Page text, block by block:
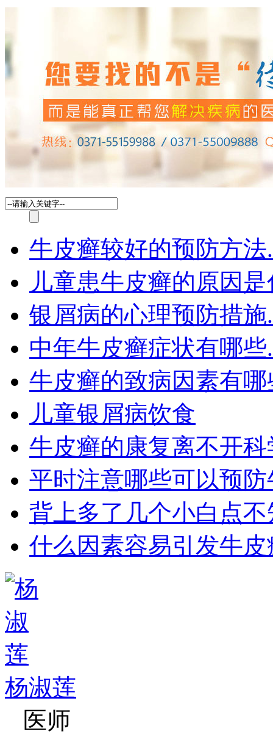
牛皮癣较好的预防方法.
儿童患牛皮癣的原因
银屑病的心理预防措施.
中年牛皮癣症状有哪些.
牛皮癣的致病因素有哪
儿童银屑病饮食
牛皮癣的康复离不开
平时注意哪些可以预
背上多了几个小白点
什么因素容易引发牛皮
杨淑莲
医师